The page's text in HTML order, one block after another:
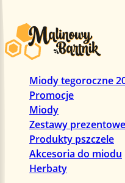
Miody tegoroczne
Promocje
Miody
Zestawy prezentowe
Produkty pszczele
Akcesoria do miodu
Herbaty